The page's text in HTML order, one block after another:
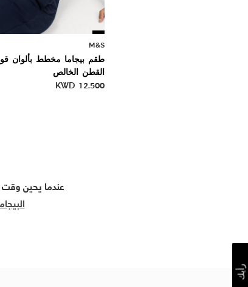
M&S
طقم بيجاما مخطط بألوان
القطن الخالص
KWD 12.500
عندما يحين وقت
رأيك